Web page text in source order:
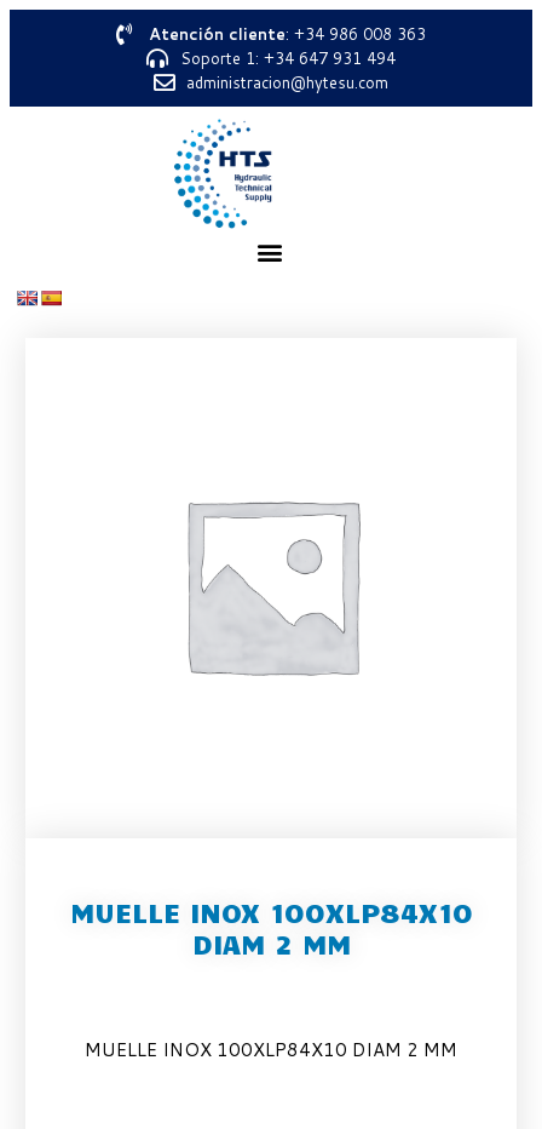
Atención cliente: +34 986 008 363
Soporte 1: +34 647 931 494
administracion@hytesu.com
MUELLE INOX 100XLP84X10
DIAM 2 MM
MUELLE INOX 100XLP84X10 DIAM 2 MM